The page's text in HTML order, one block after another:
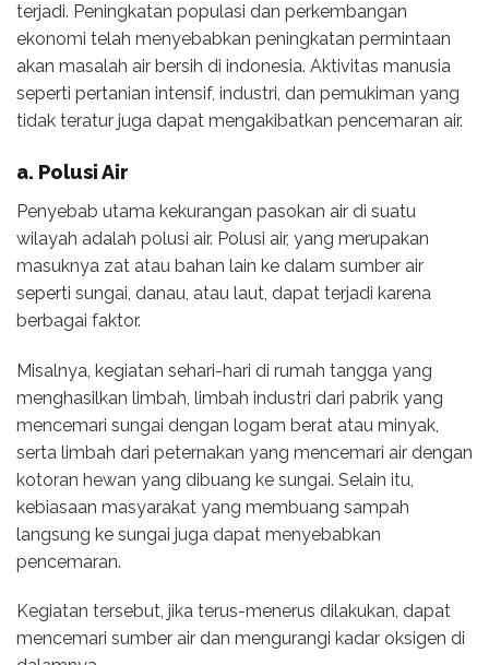
terjadi. Peningkatan populasi dan perkembangan
ekonomi telah menyebabkan peningkatan permintaan
akan masalah air bersih di indonesia. Aktivitas manusia
seperti pertanian intensif, industri, dan pemukiman yang
tidak teratur juga dapat mengakibatkan pencemaran air.
a. Polusi Air
Penyebab utama kekurangan pasokan air di suatu
wilayah adalah polusi air. Polusi air, yang merupakan
masuknya zat atau bahan lain ke dalam sumber air
seperti sungai, danau, atau laut, dapat terjadi karena
berbagai faktor.
Misalnya, kegiatan sehari-hari di rumah tangga yang
menghasilkan limbah, limbah industri dari pabrik yang
mencemari sungai dengan logam berat atau minyak,
serta limbah dari peternakan yang mencemari air dengan
kotoran hewan yang dibuang ke sungai. Selain itu,
kebiasaan masyarakat yang membuang sampah
langsung ke sungai juga dapat menyebabkan
pencemaran.
Kegiatan tersebut, jika terus-menerus dilakukan, dapat
mencemari sumber air dan mengurangi kadar oksigen di